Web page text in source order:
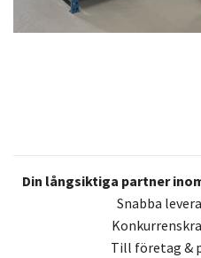
Din långsiktiga partner
Snabba
Till företag &